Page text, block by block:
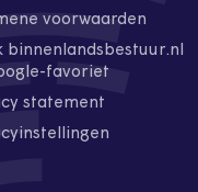
voorwaarden
binnenlandsbestuur.nl
favoriet
statement